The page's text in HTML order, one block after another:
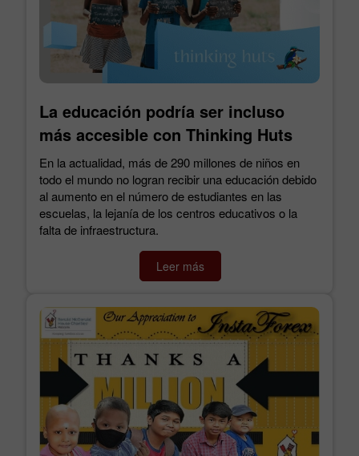
La educación podría ser incluso
más accesible con Thinking Huts
En la actualidad, más de 290 millones de niños en
todo el mundo no logran recibir una educación debido
al aumento en el número de estudiantes en las
escuelas, la lejanía de los centros educativos o la
falta de infraestructura.
Leer más